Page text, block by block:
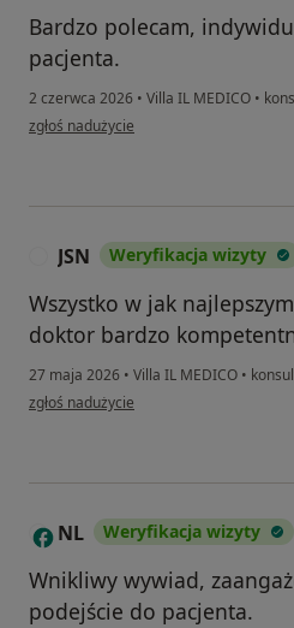
Bardzo polecam,
pacjenta.
2 czerwca 2026 • Villa IL MEDICO •
w opinii użytkownika Kaja
zgłoś nadużycie
JSN Weryfikacja wizyty
Wszystko w jak
doktor bardzo
27 maja 2026 • Villa IL MEDICO •
w opinii użytkownika JSN
zgłoś nadużycie
N NL Weryfikacja wizyty
Wnikliwy wywiad,
podejście do pacjenta.